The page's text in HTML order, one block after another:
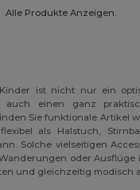
Alle Produkte Anzeigen.
ist nicht nur ein
einen ganz
Sie funktionale Artikel
als Halstuch,
Solche vielseitigen
oder Ausflüge
und gleichzeitig modisch